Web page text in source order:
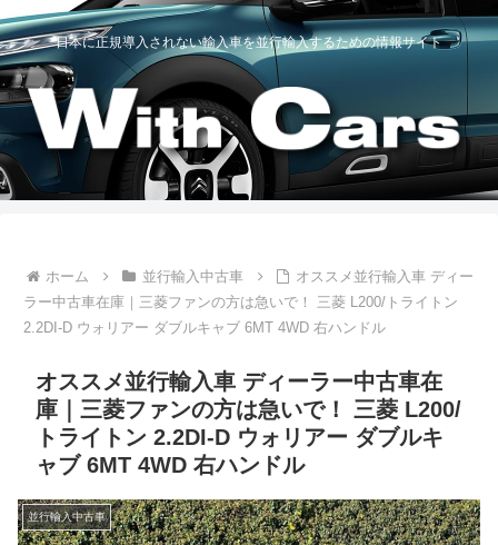
日本に正規導入されない輸入車を並行輸入するための情報サイト
ホーム 並行輸入中古車
オススメ並行輸入車 ディー
ラー中古車在庫｜三菱ファンの方は急いで！ 三菱 L200/トライトン
2.2DI-D ウォリアー ダブルキャブ 6MT 4WD 右ハンドル
オススメ並行輸入車 ディーラー中古車在
庫｜三菱ファンの方は急いで！ 三菱 L200/
トライトン 2.2DI-D ウォリアー ダブルキ
ャブ 6MT 4WD 右ハンドル
並行輸入中古車